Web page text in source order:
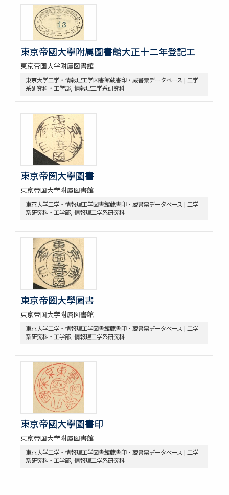
東京帝國大學附属圖書館大正十二年登記工
東京帝国大学附属図書館
東京大学工学・情報理工学図書館蔵書印・蔵書票データベース | 工学
系研究科・工学部, 情報理工学系研究科
東京帝圀大學圖書
東京帝国大学附属図書館
東京大学工学・情報理工学図書館蔵書印・蔵書票データベース | 工学
系研究科・工学部, 情報理工学系研究科
東京帝圀大學圖書
東京帝国大学附属図書館
東京大学工学・情報理工学図書館蔵書印・蔵書票データベース | 工学
系研究科・工学部, 情報理工学系研究科
東京帝國大學圖書印
東京帝国大学附属図書館
東京大学工学・情報理工学図書館蔵書印・蔵書票データベース | 工学
系研究科・工学部, 情報理工学系研究科